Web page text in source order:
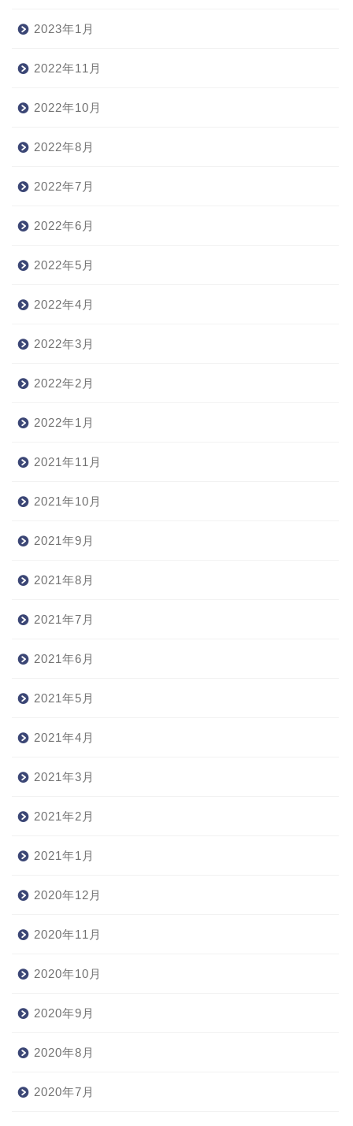
2023年1月
2022年11月
2022年10月
2022年8月
2022年7月
2022年6月
2022年5月
2022年4月
2022年3月
2022年2月
2022年1月
2021年11月
2021年10月
2021年9月
2021年8月
2021年7月
2021年6月
2021年5月
2021年4月
2021年3月
2021年2月
2021年1月
2020年12月
2020年11月
2020年10月
2020年9月
2020年8月
2020年7月